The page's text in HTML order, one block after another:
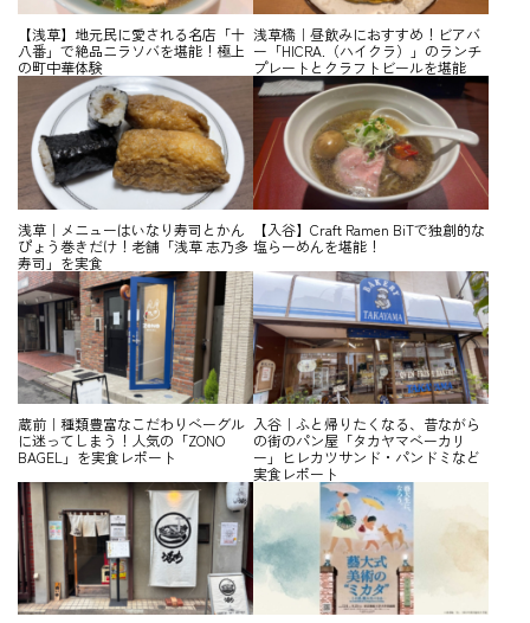
【浅草】地元民に愛される名店「十
八番」で絶品ニラソバを堪能！極上
の町中華体験
浅草橋｜昼飲みにおすすめ！ビアバ
ー「HICRA.（ハイクラ）」のランチ
プレートとクラフトビールを堪能
浅草｜メニューはいなり寿司とかん
ぴょう巻きだけ！老舗「浅草 志乃多
寿司」を実食
【入谷】Craft Ramen BiTで独創的な
塩らーめんを堪能！
蔵前｜種類豊富なこだわりベーグル
に迷ってしまう！人気の「ZONO
BAGEL」を実食レポート
入谷｜ふと帰りたくなる、昔ながら
の街のパン屋「タカヤマベーカリ
ー」ヒレカツサンド・パンドミなど
実食レポート